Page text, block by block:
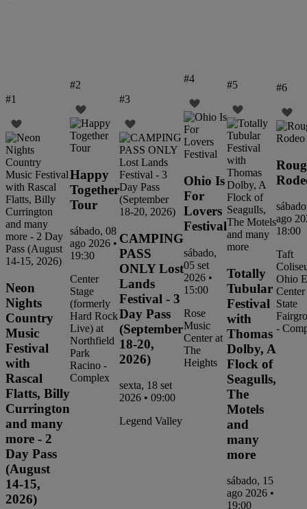
#1
Neon
Nights
Country
Music
Festival
with
Rascal
Flatts, Billy
Currington
and many
more - 2
Day Pass
(August
14-15,
2026)
#2
Happy
Together
Tour
sábado, 08
ago 2026 •
19:30
Center
Stage
(formerly
Hard Rock
Live) at
Northfield
Park
Racino -
Complex
#3
CAMPING
PASS
ONLY Lost
Lands
Festival - 3
Day Pass
(September
18-20,
2026)
sexta, 18 set
2026 • 09:00
Legend Valley
#4
Ohio Is
For
Lovers
Festival
sábado,
05 set
2026 •
15:00
Rose
Music
Center at
The
Heights
#5
Totally
Tubular
Festival
with
Thomas
Dolby, A
Flock of
Seagulls,
The
Motels
and
many
more
sábado, 15
ago 2026 •
19:00
#6
ago
18:00
Taft
Ohio
Center
State
-